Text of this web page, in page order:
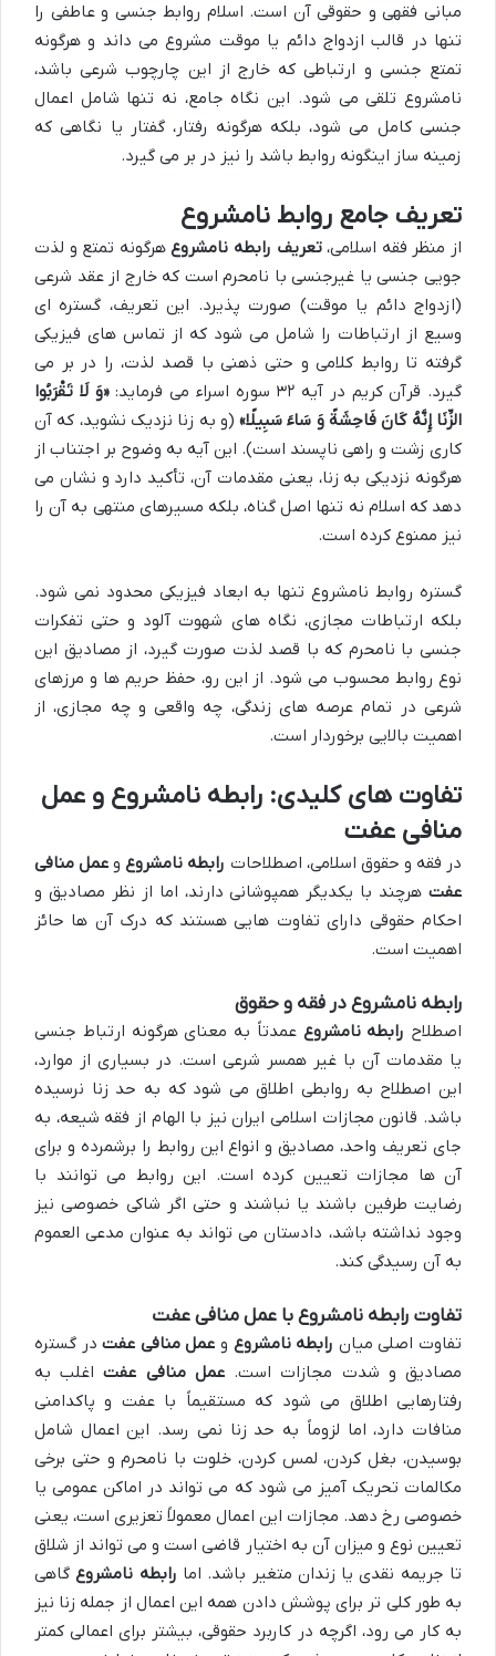
مبانی فقهی و حقوقی آن است. اسلام روابط جنسی و عاطفی را
تنها در قالب ازدواج دائم یا موقت مشروع می داند و هرگونه
تمتع جنسی و ارتباطی که خارج از این چارچوب شرعی باشد،
نامشروع تلقی می شود. این نگاه جامع، نه تنها شامل اعمال
جنسی کامل می شود، بلکه هرگونه رفتار، گفتار یا نگاهی که
زمینه ساز اینگونه روابط باشد را نیز در بر می گیرد.
تعریف جامع روابط نامشروع
از منظر فقه اسلامی،تعریف رابطه نامشروعهرگونه تمتع و لذت
جویی جنسی یا غیرجنسی با نامحرم است که خارج از عقد شرعی
(ازدواج دائم یا موقت) صورت پذیرد. این تعریف، گستره ای
وسیع از ارتباطات را شامل می شود که از تماس های فیزیکی
گرفته تا روابط کلامی و حتی ذهنی با قصد لذت، را در بر می
گیرد. قرآن کریم در آیه ۳۲ سوره اسراء می فرماید:
«وَ لَا تَقْرَبُوا
الزِّنَا إِنَّهُ كَانَ فَاحِشَةً وَ سَاءَ سَبِیلًا»(و به زنا نزدیک نشوید، که آن
کاری زشت و راهی ناپسند است). این آیه به وضوح بر اجتناب از
هرگونه نزدیکی به زنا، یعنی مقدمات آن، تأکید دارد و نشان می
دهد که اسلام نه تنها اصل گناه، بلکه مسیرهای منتهی به آن را
نیز ممنوع کرده است.
گستره روابط نامشروع تنها به ابعاد فیزیکی محدود نمی شود.
بلکه ارتباطات مجازی، نگاه های شهوت آلود و حتی تفکرات
جنسی با نامحرم که با قصد لذت صورت گیرد، از مصادیق این
نوع روابط محسوب می شود. از این رو، حفظ حریم ها و مرزهای
شرعی در تمام عرصه های زندگی، چه واقعی و چه مجازی، از
اهمیت بالایی برخوردار است.
تفاوت های کلیدی: رابطه نامشروع و عمل
منافی عفت
در فقه و حقوق اسلامی، اصطلاحات رابطه نامشروعو عمل منافی
عفت هرچند با یکدیگر همپوشانی دارند، اما از نظر مصادیق و
احکام حقوقی دارای تفاوت هایی هستند که درک آن ها حائز
اهمیت است.
رابطه نامشروع در فقه و حقوق
اصطلاح رابطه نامشروع عمدتاً به معنای هرگونه ارتباط جنسی
یا مقدمات آن با غیر همسر شرعی است. در بسیاری از موارد،
این اصطلاح به روابطی اطلاق می شود که به حد زنا نرسیده
باشد. قانون مجازات اسلامی ایران نیز با الهام از فقه شیعه، به
جای تعریف واحد، مصادیق و انواع این روابط را برشمرده و برای
آن ها مجازات تعیین کرده است. این روابط می توانند با
رضایت طرفین باشند یا نباشند و حتی اگر شاکی خصوصی نیز
وجود نداشته باشد، دادستان می تواند به عنوان مدعی العموم
به آن رسیدگی کند.
تفاوت رابطه نامشروع با عمل منافی عفت
تفاوت اصلی میان رابطه نامشروع و عمل منافی عفتدر گستره
مصادیق و شدت مجازات است.عمل منافی عفتاغلب به
رفتارهایی اطلاق می شود که مستقیماً با عفت و پاکدامنی
منافات دارد، اما لزوماً به حد زنا نمی رسد. این اعمال شامل
بوسیدن، بغل کردن، لمس کردن، خلوت با نامحرم و حتی برخی
مکالمات تحریک آمیز می شود که می تواند در اماکن عمومی یا
خصوصی رخ دهد. مجازات این اعمال معمولاً تعزیری است، یعنی
تعیین نوع و میزان آن به اختیار قاضی است و می تواند از شلاق
تا جریمه نقدی یا زندان متغیر باشد. اما رابطه نامشروعگاهی
به طور کلی تر برای پوشش دادن همه این اعمال از جمله زنا نیز
به کار می رود، اگرچه در کاربرد حقوقی، بیشتر برای اعمالی کمتر